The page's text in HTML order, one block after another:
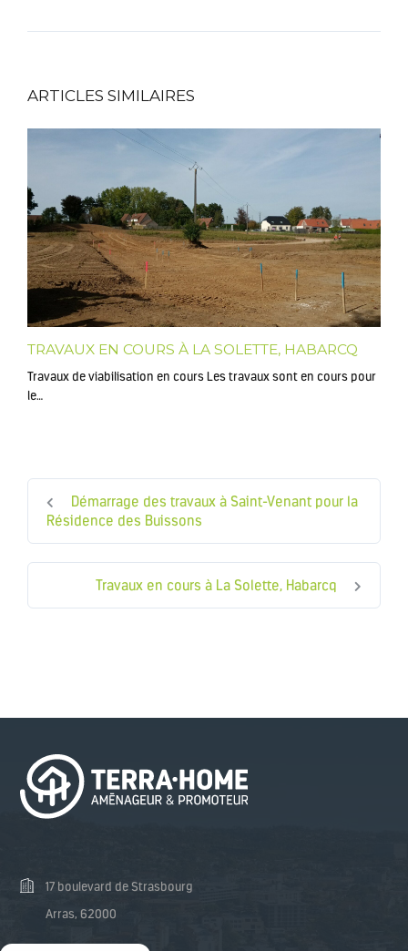
ARTICLES SIMILAIRES
TRAVAUX EN COURS À LA SOLETTE, HABARCQ
Travaux de viabilisation en cours Les travaux sont en cours pour
le…
Démarrage des travaux à Saint-Venant pour la
Résidence des Buissons
Travaux en cours à La Solette, Habarcq
17 boulevard de Strasbourg
Arras, 62000